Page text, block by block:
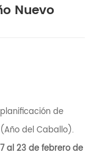
Nuevo
de
del Caballo).
al 23 de febrero de